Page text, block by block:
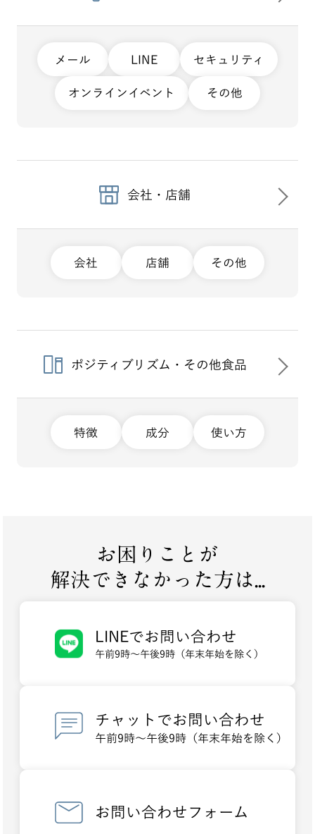
メール LINE セキュリティ
オンラインイベント その他
会社・店舗
会社 店舗 その他
ポジティブリズム・その他食品
特徴 成分 使い方
お困りことが
解決できなかった方は...
LINEでお問い合わせ
午前9時～午後9時（年末年始を除く）
チャットでお問い合わせ
午前9時～午後9時（年末年始を除く）
お問い合わせフォーム